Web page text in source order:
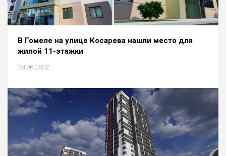
В Гомеле на улице Косарева нашли место для
жилой 11-этажки
28.06.2022